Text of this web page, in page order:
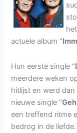
actuele album “
Hun eerste single “
meerdere weken
hitlijst en werd
nieuwe single “
een treffend ritme
bedrog in de liefde.